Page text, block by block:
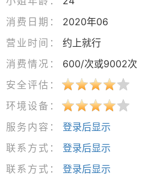
消费日期：
2020年06
营业时间：
约上就行
消费情况：
600/次或9002次
安全评估：
环境设备：
服务内容：
登录后显示
联系方式：
登录后显示
联系方式：
登录后显示